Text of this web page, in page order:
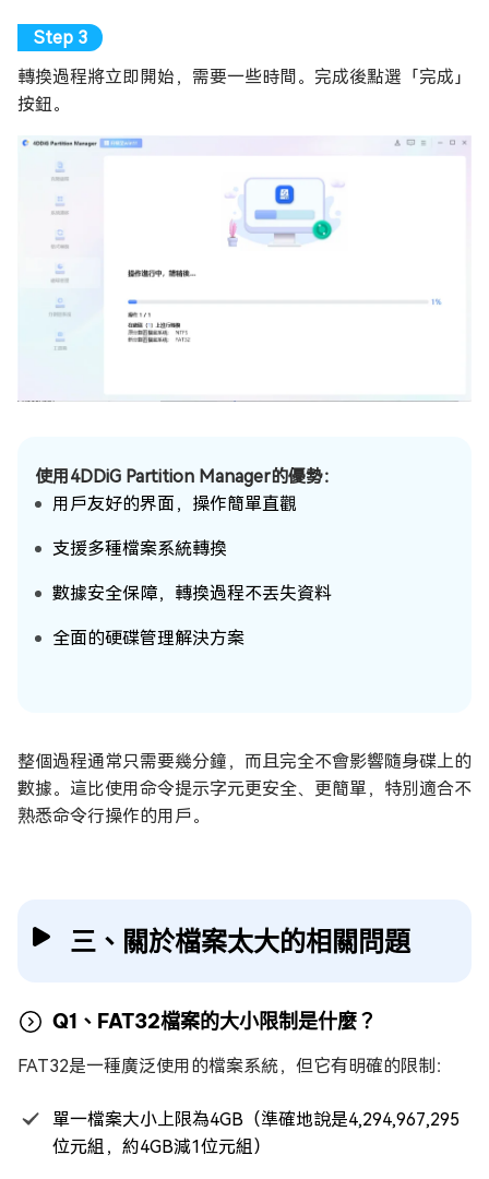
轉換過程將立即開始，需要一些時間。完成後點選「完成」
按鈕。
使用4DDiG Partition Manager的優勢：
用戶友好的界面，操作簡單直觀
支援多種檔案系統轉換
數據安全保障，轉換過程不丟失資料
全面的硬碟管理解決方案
整個過程通常只需要幾分鐘，而且完全不會影響隨身碟上的
數據。這比使用命令提示字元更安全、更簡單，特別適合不
熟悉命令行操作的用戶。
三、關於檔案太大的相關問題
Q1、FAT32檔案的大小限制是什麼？
FAT32是一種廣泛使用的檔案系統，但它有明確的限制：
單一檔案大小上限為4GB（準確地說是4,294,967,295
位元組，約4GB減1位元組）